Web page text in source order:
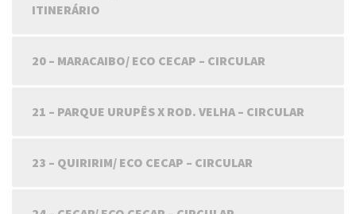
ITINERÁRIO
20 – MARACAIBO/ ECO CECAP – CIRCULAR
21 – PARQUE URUPÊS X ROD. VELHA – CIRCULAR
23 – QUIRIRIM/ ECO CECAP – CIRCULAR